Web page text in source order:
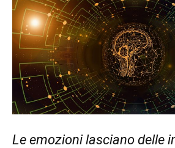
Le emozioni lasciano delle